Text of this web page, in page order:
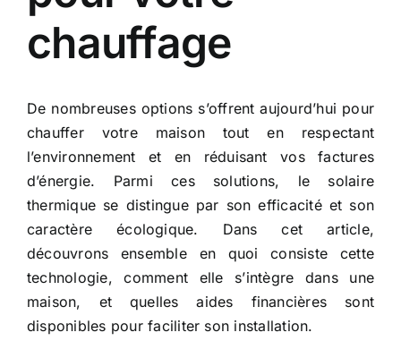
chauffage
De nombreuses options s’offrent aujourd’hui pour
chauffer votre maison tout en respectant
l’environnement et en réduisant vos factures
d’énergie. Parmi ces solutions, le solaire
thermique se distingue par son efficacité et son
caractère écologique. Dans cet article,
découvrons ensemble en quoi consiste cette
technologie, comment elle s’intègre dans une
maison, et quelles aides financières sont
disponibles pour faciliter son installation.